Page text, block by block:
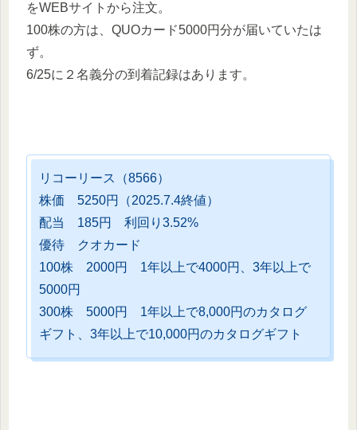
をWEBサイトから注文。
100株の方は、QUOカード5000円分が届いていたは
ず。
6/25に２名義分の到着記録はあります。
リコーリース（8566）
株価 5250円（2025.7.4終値）
配当 185円 利回り3.52%
優待 クオカード
100株 2000円 1年以上で4000円、3年以上で
5000円
300株 5000円 1年以上で8,000円のカタログ
ギフト、3年以上で10,000円のカタログギフト